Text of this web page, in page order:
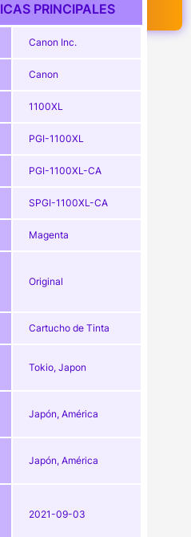
PRINCIPALES
Canon Inc.
Canon
1100XL
PGI-1100XL
PGI-1100XL-CA
SPGI-1100XL-CA
Magenta
Original
Cartucho de Tinta
Tokio, Japon
Japón, América
Japón, América
2021-09-03